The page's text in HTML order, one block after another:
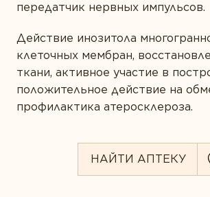
передатчик нервных импульсов.
Действие инозитола
клеточных мембран,
ткани, активное участие в
положительное действие на
профилактика атеросклероза.
НАЙТИ АПТЕКУ